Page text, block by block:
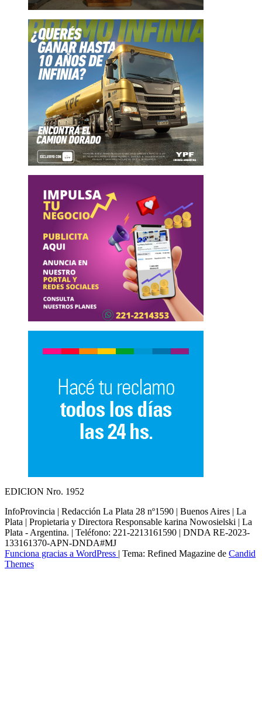
EDICION Nro. 1952
InfoProvincia | Redacción La Plata 28 nº1590 | Buenos Aires | La
Plata | Propietaria y Directora Responsable karina Nowosielski | La
Plata - Argentina. | Teléfono: 221-2213161590 | DNDA RE-2023-
133161370-APN-DNDA#MJ
Funciona gracias a WordPress | Tema: Refined Magazine de Candid
Themes